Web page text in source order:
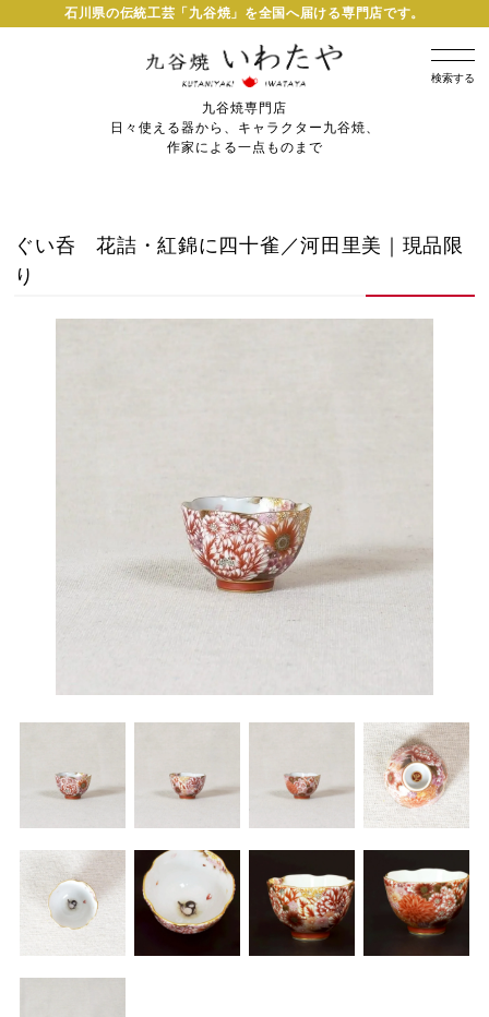
石川県の伝統工芸「九谷焼」を全国へ届ける専門店です。
検索する
九谷焼専門店
日々使える器から、キャラクター九谷焼、
作家による一点ものまで
ぐい呑 花詰・紅錦に四十雀／河田里美｜現品限
り